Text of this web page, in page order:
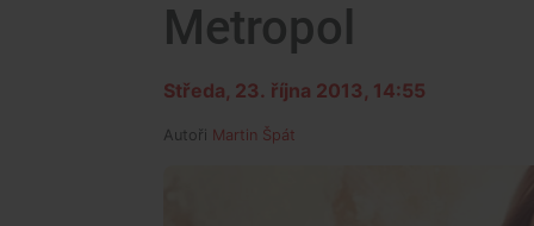
Metropol
Středa, 23. října 2013, 14:55
Autoři Martin Špát